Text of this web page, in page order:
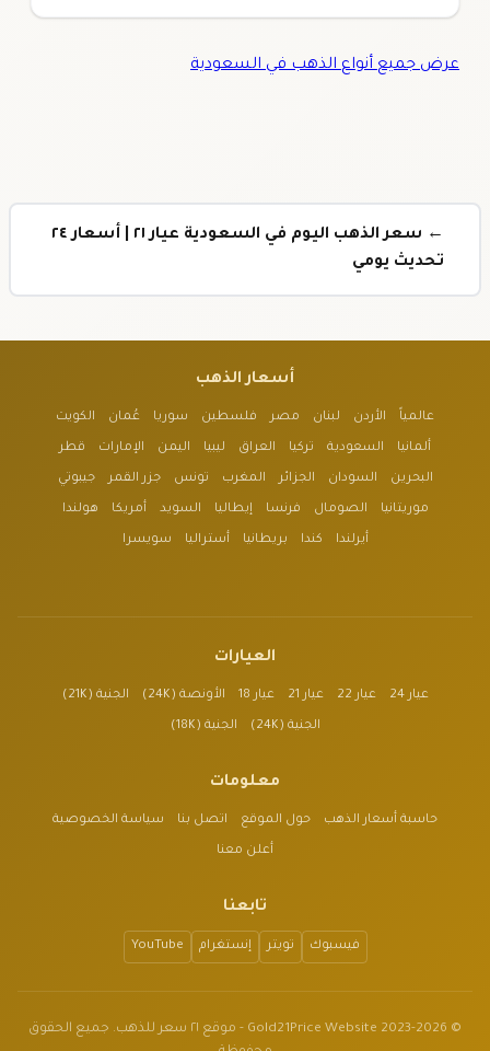
عرض جميع أنواع الذهب في السعودية
← سعر الذهب اليوم في السعودية عيار ٢١ | أسعار ٢٤
تحديث يومي
أسعار الذهب
عالمياً الأردن لبنان مصر فلسطين سوريا عُمان الكويت
ألمانيا السعودية تركيا العراق ليبيا اليمن الإمارات قطر
البحرين السودان الجزائر المغرب تونس جزر القمر جيبوتي
موريتانيا الصومال فرنسا إيطاليا السويد أمريكا هولندا
أيرلندا كندا بريطانيا أستراليا سويسرا
العيارات
عيار 24 عيار 22 عيار 21 عيار 18 الأونصة (24K) الجنية (21K)
الجنية (24K) الجنية (18K)
معلومات
حاسبة أسعار الذهب حول الموقع اتصل بنا سياسة الخصوصية
أعلن معنا
تابعنا
فيسبوك تويتر إنستغرام YouTube
© 2023-2026 Gold21Price Website - موقع ٢١ سعر للذهب. جميع الحقوق